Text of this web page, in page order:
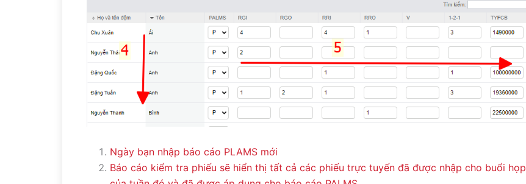
Ngày bạn nhập báo cáo PLAMS mới
Báo cáo kiểm tra phiếu sẽ hiển thị tất cả các phiếu trực tuyến đã được nhập cho buổi họp